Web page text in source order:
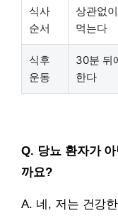
식사
순서
상관없
먹는다
식후
운동
30분 뒤
한다
Q. 당뇨 환자가
까요?
A. 네, 저는 건강